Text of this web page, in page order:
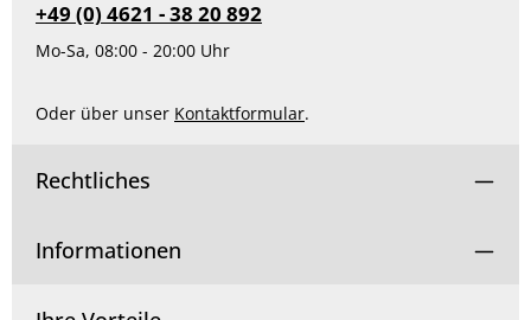
+49 (0) 4621 - 38 20 892
Mo-Sa, 08:00 - 20:00 Uhr
Oder über unser Kontaktformular.
Rechtliches
Informationen